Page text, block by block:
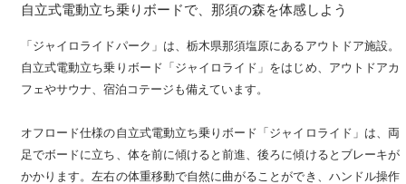
自立式電動立ち乗りボードで、那須の森を体感しよう
「ジャイロライドパーク」は、栃木県那須塩原にあるアウトドア施設。
自立式電動立ち乗りボード「ジャイロライド」をはじめ、アウトドアカ
フェやサウナ、宿泊コテージも備えています。
オフロード仕様の自立式電動立ち乗りボード「ジャイロライド」は、両
足でボードに立ち、体を前に傾けると前進、後ろに傾けるとブレーキが
かかります。左右の体重移動で自然に曲がることができ、ハンドル操作